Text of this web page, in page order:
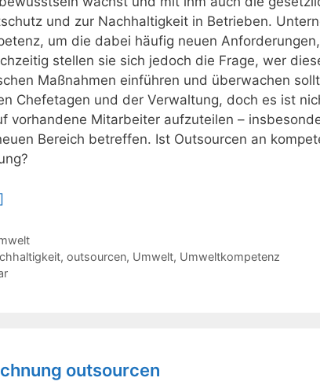
und zur Nachhaltigkeit in Betrieben.
um die dabei häufig neuen
stellen sie sich jedoch die Frage, wer
Maßnahmen einführen und überwachen
Chefetagen und der Verwaltung, doch es ist
vorhandene Mitarbeiter aufzuteilen –
Bereich betreffen. Ist Outsourcen an
, outsourcen, Umwelt, Umweltkompetenz
outsourcen